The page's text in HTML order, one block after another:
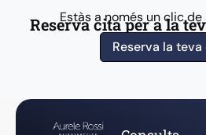
Estàs a només un clic
Reserva cita per a la
Reserva la teva